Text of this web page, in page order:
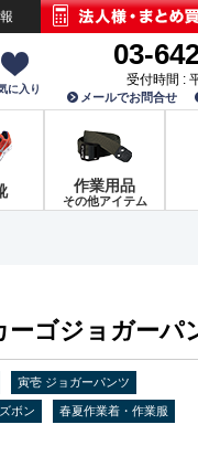
に入り
03-
受付時間 :
メールでお問合せ
作業用品
その他アイテム
ーゴジョガーパ
寅壱 ジョガーパンツ
ボン 春夏作業着・作業服